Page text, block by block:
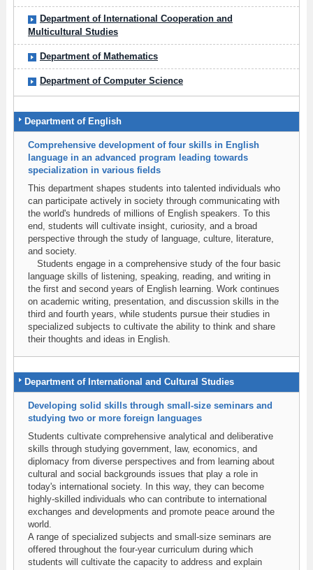
Department of International Cooperation and
Multicultural Studies
Department of Mathematics
Department of Computer Science
Department of English
Comprehensive development of four skills in English
language in an advanced program leading towards
specialization in various fields
This department shapes students into talented individuals who
can participate actively in society through communicating with
the world's hundreds of millions of English speakers. To this
end, students will cultivate insight, curiosity, and a broad
perspective through the study of language, culture, literature,
and society.
Students engage in a comprehensive study of the four basic
language skills of listening, speaking, reading, and writing in
the first and second years of English learning. Work continues
on academic writing, presentation, and discussion skills in the
third and fourth years, while students pursue their studies in
specialized subjects to cultivate the ability to think and share
their thoughts and ideas in English.
Department of International and Cultural Studies
Developing solid skills through small-size seminars and
studying two or more foreign languages
Students cultivate comprehensive analytical and deliberative
skills through studying government, law, economics, and
diplomacy from diverse perspectives and from learning about
cultural and social backgrounds issues that play a role in
today's international society. In this way, they can become
highly-skilled individuals who can contribute to international
exchanges and developments and promote peace around the
world.
A range of specialized subjects and small-size seminars are
offered throughout the four-year curriculum during which
students will cultivate the capacity to address and explain